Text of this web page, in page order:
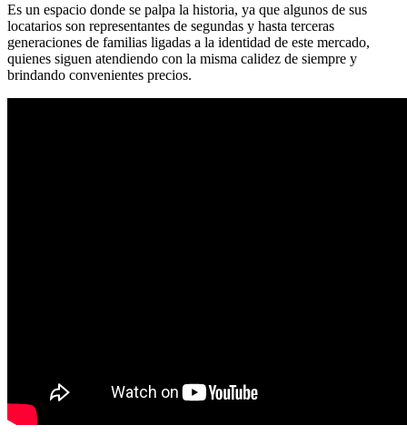
Es un espacio donde se palpa la historia, ya que algunos de sus
locatarios son representantes de segundas y hasta terceras
generaciones de familias ligadas a la identidad de este mercado,
quienes siguen atendiendo con la misma calidez de siempre y
brindando convenientes precios.